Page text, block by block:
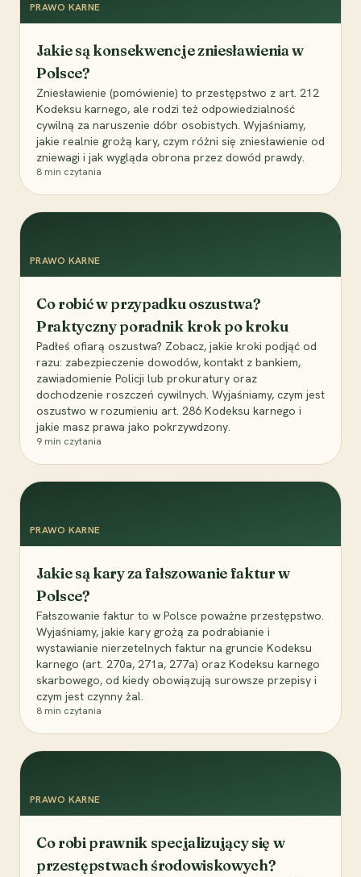
PRAWO KARNE
Jakie są konsekwencje zniesławienia w
Polsce?
Zniesławienie (pomówienie) to przestępstwo z art. 212
Kodeksu karnego, ale rodzi też odpowiedzialność
cywilną za naruszenie dóbr osobistych. Wyjaśniamy,
jakie realnie grożą kary, czym różni się zniesławienie od
zniewagi i jak wygląda obrona przez dowód prawdy.
8 min czytania
PRAWO KARNE
Co robić w przypadku oszustwa?
Praktyczny poradnik krok po kroku
Padłeś ofiarą oszustwa? Zobacz, jakie kroki podjąć od
razu: zabezpieczenie dowodów, kontakt z bankiem,
zawiadomienie Policji lub prokuratury oraz
dochodzenie roszczeń cywilnych. Wyjaśniamy, czym jest
oszustwo w rozumieniu art. 286 Kodeksu karnego i
jakie masz prawa jako pokrzywdzony.
9 min czytania
PRAWO KARNE
Jakie są kary za fałszowanie faktur w
Polsce?
Fałszowanie faktur to w Polsce poważne przestępstwo.
Wyjaśniamy, jakie kary grożą za podrabianie i
wystawianie nierzetelnych faktur na gruncie Kodeksu
karnego (art. 270a, 271a, 277a) oraz Kodeksu karnego
skarbowego, od kiedy obowiązują surowsze przepisy i
czym jest czynny żal.
8 min czytania
PRAWO KARNE
Co robi prawnik specjalizujący się w
przestępstwach środowiskowych?